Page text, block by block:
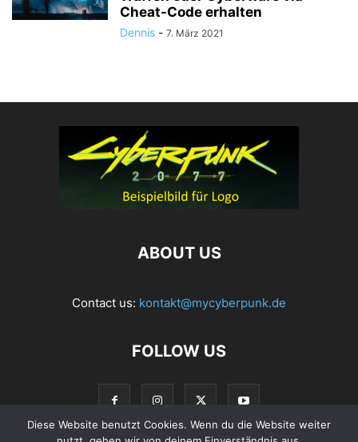
Cheat-Code erhalten
Dennis - 7. März 2021
ABOUT US
Contact us: kontakt@mycyberpunk.de
FOLLOW US
Diese Website benutzt Cookies. Wenn du die Website weiter